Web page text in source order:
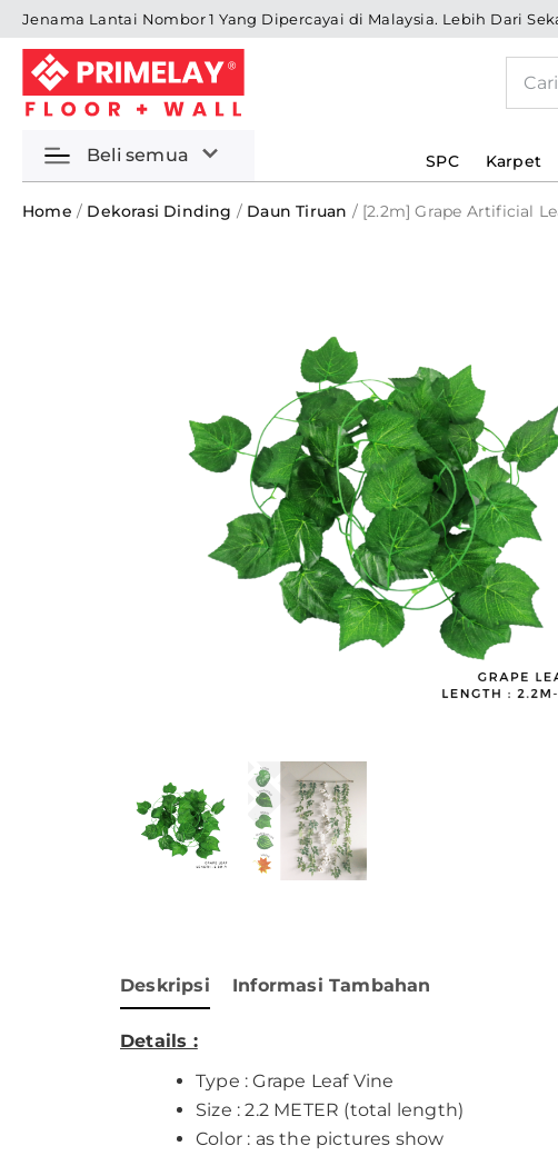
Skip
to
content
Jenama Lantai Nombor 1 Yang Dipercayai di Malaysia. Lebih Dari
Beli semua SPC Karpet
Home / Dekorasi Dinding / Daun Tiruan / [2.2m] Grape Artificial
Deskripsi Informasi Tambahan
Details :
Type : Grape Leaf Vine
Size : 2.2 METER (total length)
Color : as the pictures show